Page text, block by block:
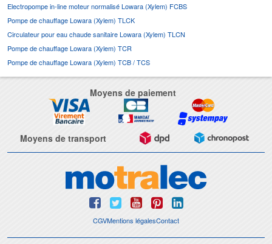
Electropompe in-line moteur normalisé Lowara (Xylem) FCBS
Pompe de chauffage Lowara (Xylem) TLCK
Circulateur pour eau chaude sanitaire Lowara (Xylem) TLCN
Pompe de chauffage Lowara (Xylem) TCR
Pompe de chauffage Lowara (Xylem) TCB / TCS
Moyens de paiement
Moyens de transport
CGVMentions légalesContact